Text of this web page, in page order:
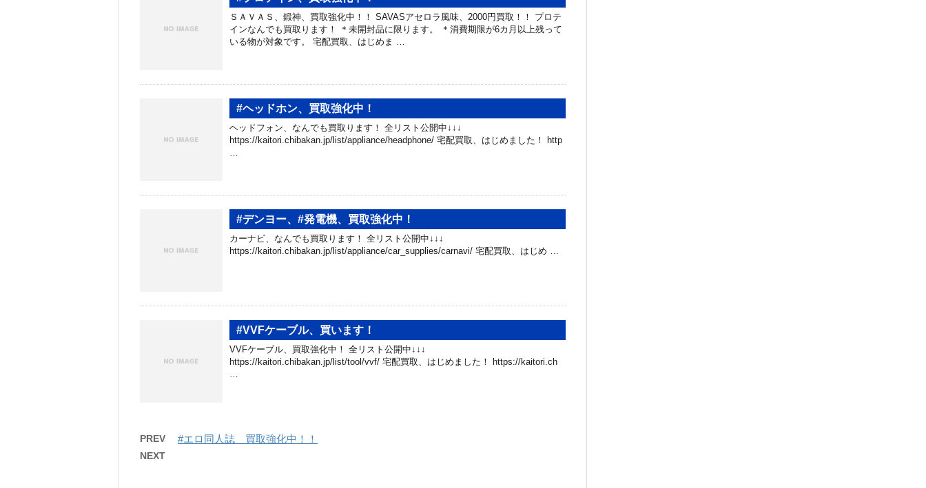
ＳＡＶＡＳ、鍛神、買取強化中！！ SAVASアセロラ風味、2000円買取！！ プロテ
インなんでも買取ります！ ＊未開封品に限ります。 ＊消費期限が6カ月以上残って
いる物が対象です。 宅配買取、はじめま …
#ヘッドホン、買取強化中！
ヘッドフォン、なんでも買取ります！ 全リスト公開中↓↓↓
https://kaitori.chibakan.jp/list/appliance/headphone/ 宅配買取、はじめました！ http
…
#デンヨー、#発電機、買取強化中！
カーナビ、なんでも買取ります！ 全リスト公開中↓↓↓
https://kaitori.chibakan.jp/list/appliance/car_supplies/carnavi/ 宅配買取、はじめ …
#VVFケーブル、買います！
VVFケーブル、買取強化中！ 全リスト公開中↓↓↓
https://kaitori.chibakan.jp/list/tool/vvf/ 宅配買取、はじめました！ https://kaitori.ch
…
PREV #エロ同人誌 買取強化中！！
NEXT